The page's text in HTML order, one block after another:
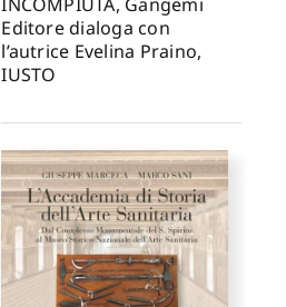
Editore dialoga con
l’autrice Evelina Praino,
IUSTO